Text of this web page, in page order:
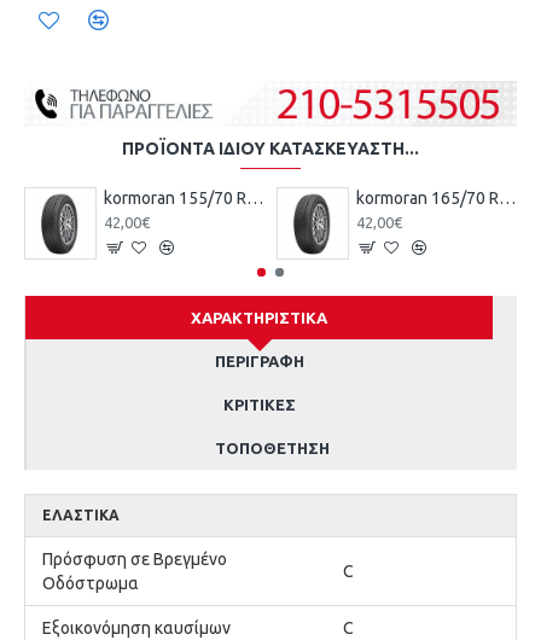
ΠΡΟΪΌΝΤΑ ΊΔΙΟΥ ΚΑΤΑΣΚΕΥΑΣΤΉ...
kormoran 155/70 R13 75T TL ROAD KO
42,00€
kormoran 165/70 R13 79T TL ROAD KO
42,00€
ΧΑΡΑΚΤΗΡΙΣΤΙΚΆ
ΠΕΡΙΓΡΑΦΉ
ΚΡΙΤΙΚΈΣ
ΤΟΠΟΘΈΤΗΣΗ
ΕΛΑΣΤΙΚΆ
Πρόσφυση σε Βρεγμένο
Οδόστρωμα
C
Εξοικονόμηση καυσίμων C